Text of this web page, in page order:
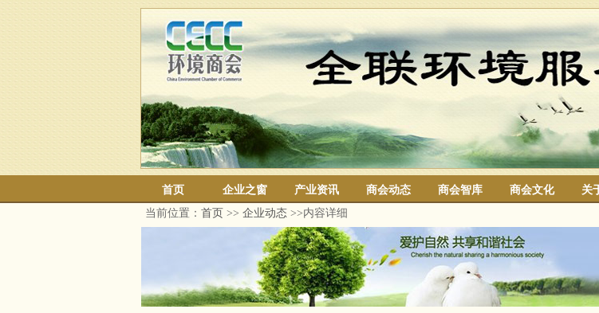
首页 企业之窗 产业资讯 商会动态 商会智库 商会文化 关
当前位置： 首页 >> 企业动态 >>内容详细